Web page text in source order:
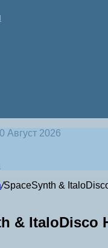
Август 2026
/SpaceSynth &
& ItaloDisco